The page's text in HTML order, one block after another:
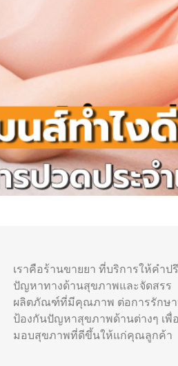
เราคือร้านขายยา ที่บริการให้คำป
ปัญหาทางด้านสุขภาพและจัดสรร
ผลิตภัณฑ์ที่มีคุณภาพ ต่อการรักษ
ป้องกันปัญหาสุขภาพด้านต่างๆ เพื่
มอบสุขภาพที่ดีขึ้นให้แก่คุณลูกค้า